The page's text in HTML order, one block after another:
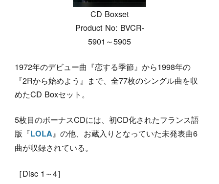
CD Boxset
Product No: BVCR-
5901～5905
1972年のデビュー曲『恋する季節』から1998年の
『2Rから始めよう』まで、全77枚のシングル曲を収
めたCD Boxセット。
5枚目のボーナスCDには、初CD化されたフランス語
版『LOLA』の他、お蔵入りとなっていた未発表曲6
曲が収録されている。
［Disc 1～4］